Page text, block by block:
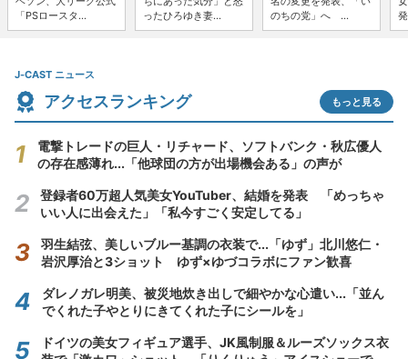
「PSロースタ...
ったひろゆき妻...
のちの党」へ ...
J-CAST ニュース
アクセスランキング もっと見る
電撃トレードの巨人・リチャード、ソフトバンク・秋広優人
の存在感薄れ...「他球団の方が出場機会ある」の声が
登録者60万超人気美女YouTuber、結婚を発表 「めっちゃ
いい人に出会えた」「私今すごく安定してる」
羽生結弦、美しいブルー基調の衣装で...「ゆず」北川悠仁・
岩沢厚治と3ショット ゆず×ゆづコラボにファン歓喜
ダレノガレ明美、被災地炊き出しで細やかな心遣い...「並ん
でくれた子やとりにきてくれた子にシールを」
ドイツの美女フィギュア選手、JK風制服＆ルーズソックス衣